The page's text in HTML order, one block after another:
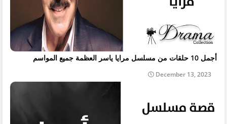
أجمل 10 حلقات من مسلسل مرايا ياسر العظمة جميع المواسم
December 13, 2023